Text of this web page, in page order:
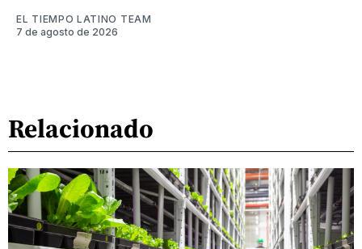
EL TIEMPO LATINO TEAM
7 de agosto de 2026
Relacionado